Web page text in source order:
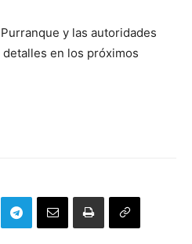
y las autoridades
en los próximos